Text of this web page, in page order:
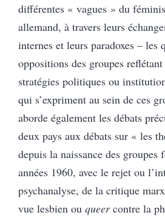
différentes « vagues » du
allemand, à travers leurs
internes et leurs paradoxes – les
oppositions des groupes
stratégies politiques ou
qui s’expriment au sein de ces
aborde également les débats
deux pays aux débats sur « les
depuis la naissance des groupes
années 1960, avec le rejet ou
psychanalyse, de la critique
vue lesbien ou queercontre la